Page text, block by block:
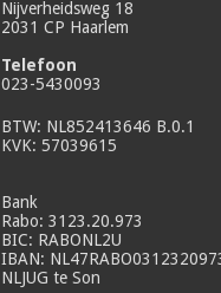
Nijverheidsweg 18
2031 CP Haarlem
Telefoon
023-5430093
BTW: NL852413646 B.0.1
KVK: 57039615
Bank
Rabo: 3123.20.973
BIC: RABONL2U
IBAN:
NLJUG te Son